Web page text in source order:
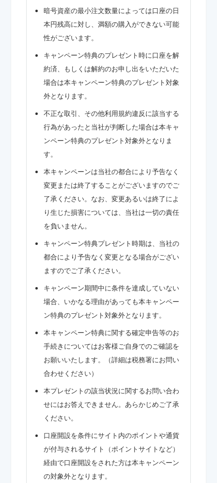
暗号資産の最小注文数量によっては口座の日
本円残高に対し、満額の購入ができない可能
性がございます。
キャンペーン特典のプレゼント時に口座を解
約済、もしくは解約のお申し出をいただいた
場合は本キャンペーン特典のプレゼント対象
外となります。
不正な取引、その他利用規約違反に該当する
行為があったと当社が判断した場合は本キャ
ンペーン特典のプレゼント対象外となりま
す。
本キャンペーンは当社の都合により予告なく
変更または終了することがございますのでご
了承ください。なお、変更あるいは終了によ
り生じた損害については、当社は一切の責任
を負いません。
キャンペーン特典プレゼント時期は、当社の
都合により予告なく変更となる場合がござい
ますのでご了承ください。
キャンペーン期間中に条件を達成していない
場合、いかなる理由があっても本キャンペー
ン特典のプレゼント対象外となります。
本キャンペーン特典に関する確定申告等のお
手続きについてはお客様ご自身でのご確認を
お願いいたします。（詳細は税務署にお問い
合わせください）
本プレゼントの該当状況に関するお問い合わ
せにはお答えできません。あらかじめご了承
ください。
口座開設を条件にサイト内のポイントや通貨
が付与されるサイト（ポイントサイトなど）
経由で口座開設をされた方は本キャンペーン
の対象外となります。